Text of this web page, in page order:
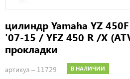
цилиндр Yamaha YZ
'07-15 / YFZ 450 R /X
прокладки
артикул – 11729 В НАЛИЧИИ